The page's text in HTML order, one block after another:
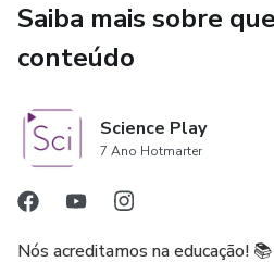
Saiba mais sobre
conteúdo
Science Play
7 Ano Hotmarter
Nós acreditamos na educação! 📚